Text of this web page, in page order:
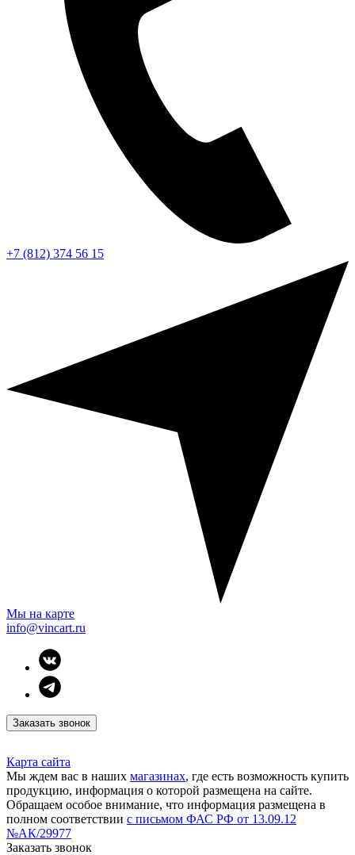
+7 (812) 374 56 15
Мы на карте
info@vincart.ru
Заказать звонок
Карта сайта
Мы ждем вас в наших магазинах, где есть возможность купить
продукцию, информация о которой размещена на сайте.
Обращаем особое внимание, что информация размещена в
полном соответствии с письмом ФАС РФ от 13.09.12
№АК/29977
Заказать звонок